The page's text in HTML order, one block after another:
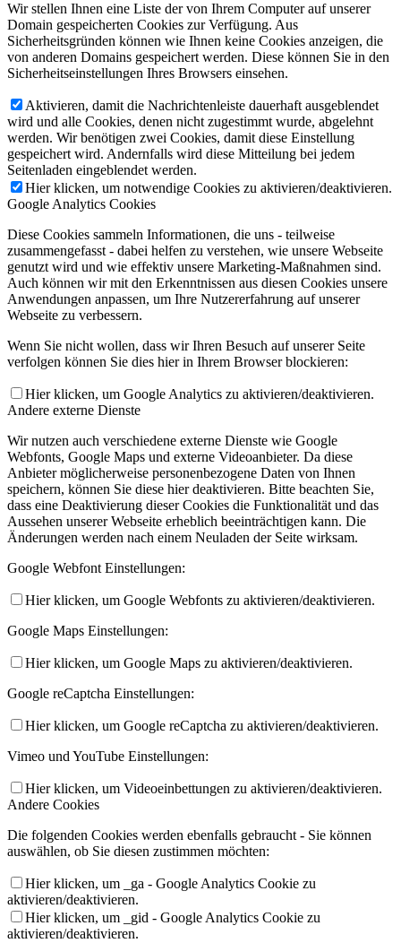
Wir stellen Ihnen eine Liste der von Ihrem Computer auf unserer
Domain gespeicherten Cookies zur Verfügung. Aus
Sicherheitsgründen können wie Ihnen keine Cookies anzeigen, die
von anderen Domains gespeichert werden. Diese können Sie in den
Sicherheitseinstellungen Ihres Browsers einsehen.
Aktivieren, damit die Nachrichtenleiste dauerhaft ausgeblendet
wird und alle Cookies, denen nicht zugestimmt wurde, abgelehnt
werden. Wir benötigen zwei Cookies, damit diese Einstellung
gespeichert wird. Andernfalls wird diese Mitteilung bei jedem
Seitenladen eingeblendet werden.
Hier klicken, um notwendige Cookies zu aktivieren/deaktivieren.
Google Analytics Cookies
Diese Cookies sammeln Informationen, die uns - teilweise
zusammengefasst - dabei helfen zu verstehen, wie unsere Webseite
genutzt wird und wie effektiv unsere Marketing-Maßnahmen sind.
Auch können wir mit den Erkenntnissen aus diesen Cookies unsere
Anwendungen anpassen, um Ihre Nutzererfahrung auf unserer
Webseite zu verbessern.
Wenn Sie nicht wollen, dass wir Ihren Besuch auf unserer Seite
verfolgen können Sie dies hier in Ihrem Browser blockieren:
Hier klicken, um Google Analytics zu aktivieren/deaktivieren.
Andere externe Dienste
Wir nutzen auch verschiedene externe Dienste wie Google
Webfonts, Google Maps und externe Videoanbieter. Da diese
Anbieter möglicherweise personenbezogene Daten von Ihnen
speichern, können Sie diese hier deaktivieren. Bitte beachten Sie,
dass eine Deaktivierung dieser Cookies die Funktionalität und das
Aussehen unserer Webseite erheblich beeinträchtigen kann. Die
Änderungen werden nach einem Neuladen der Seite wirksam.
Google Webfont Einstellungen:
Hier klicken, um Google Webfonts zu aktivieren/deaktivieren.
Google Maps Einstellungen:
Hier klicken, um Google Maps zu aktivieren/deaktivieren.
Google reCaptcha Einstellungen:
Hier klicken, um Google reCaptcha zu aktivieren/deaktivieren.
Vimeo und YouTube Einstellungen:
Hier klicken, um Videoeinbettungen zu aktivieren/deaktivieren.
Andere Cookies
Die folgenden Cookies werden ebenfalls gebraucht - Sie können
auswählen, ob Sie diesen zustimmen möchten:
Hier klicken, um _ga - Google Analytics Cookie zu
aktivieren/deaktivieren.
Hier klicken, um _gid - Google Analytics Cookie zu
aktivieren/deaktivieren.